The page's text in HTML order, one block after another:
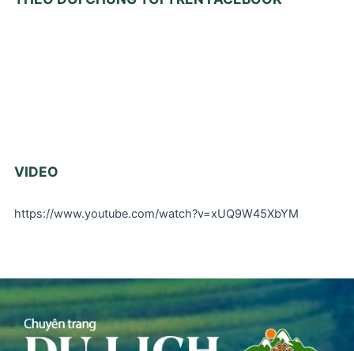
VIDEO
https://www.youtube.com/watch?v=xUQ9W45XbYM